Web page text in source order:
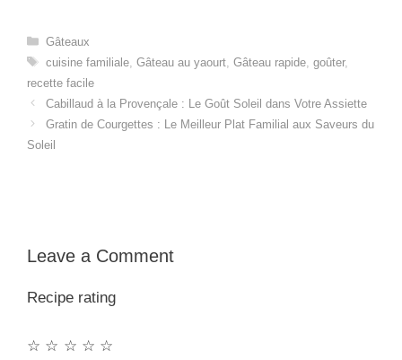
Categories
Gâteaux
Tags
cuisine familiale, Gâteau au yaourt, Gâteau rapide, goûter,
recette facile
Cabillaud à la Provençale : Le Goût Soleil dans Votre Assiette
Gratin de Courgettes : Le Meilleur Plat Familial aux Saveurs du
Soleil
Leave a Comment
Recipe rating
☆
☆
☆
☆
☆